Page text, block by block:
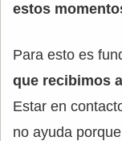
estos
Para esto es
que recibimos
Estar en
no ayuda